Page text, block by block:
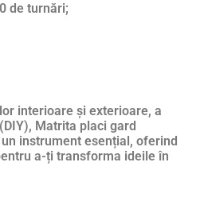
de turnări;
interioare și exterioare, a
Matrita placi gard
instrument esențial, oferind
a-ți transforma ideile în